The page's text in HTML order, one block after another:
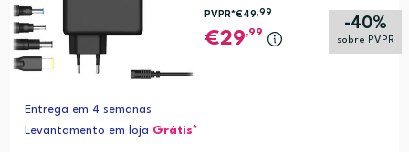
-40%
sobre PVPR
PVPR*€49,99
29,99
Entrega em 4 semanas
Levantamento em loja Grátis*